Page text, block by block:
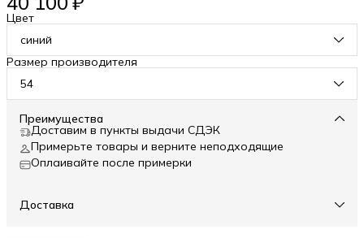
Цвет
синий
Размер производителя
54
Преимущества
Доставим в пункты выдачи СДЭК
Примерьте товары и верните неподходящие
Оплаивайте после примерки
Доставка